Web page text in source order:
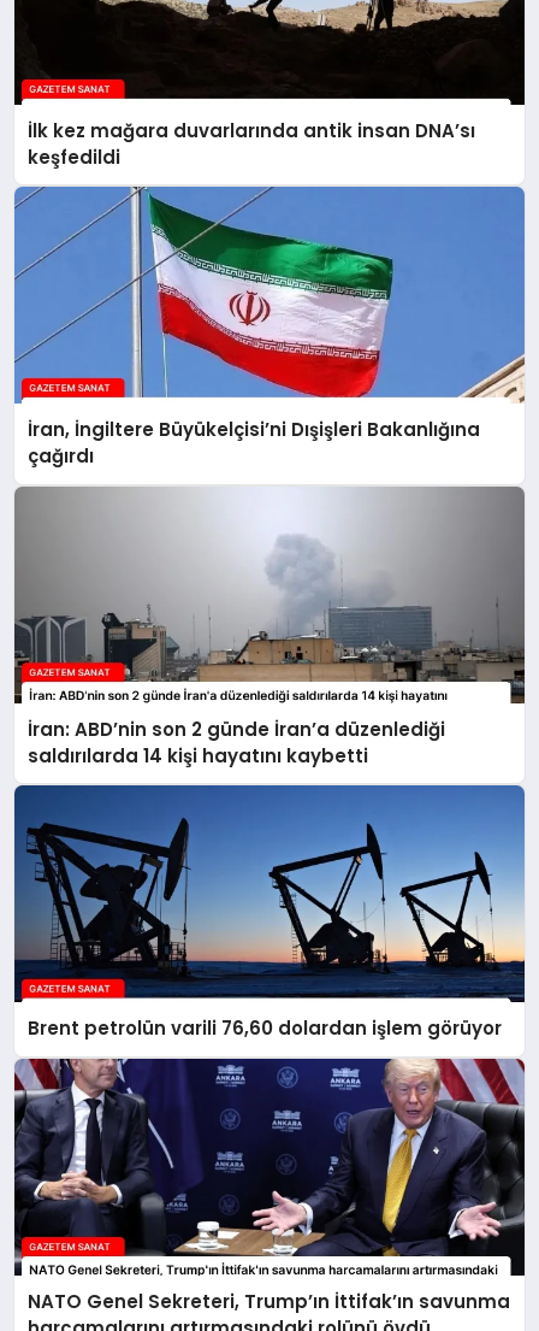
İlk kez mağara duvarlarında antik insan DNA’sı
keşfedildi
İran, İngiltere Büyükelçisi’ni Dışişleri Bakanlığına
çağırdı
İran: ABD’nin son 2 günde İran’a düzenlediği
saldırılarda 14 kişi hayatını kaybetti
Brent petrolün varili 76,60 dolardan işlem görüyor
NATO Genel Sekreteri, Trump’ın İttifak’ın savunma